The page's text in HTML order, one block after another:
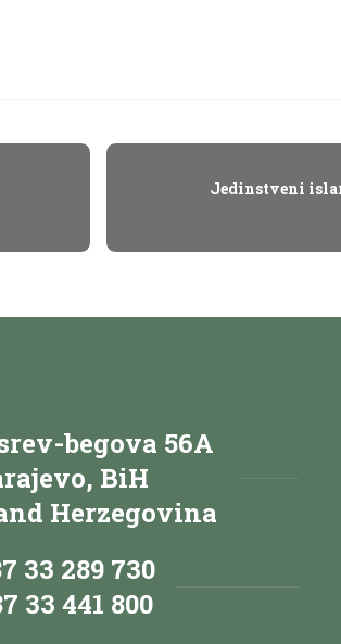
Jedinstveni
begova 56A
BiH
Herzegovina
33 289 730
33 441 800